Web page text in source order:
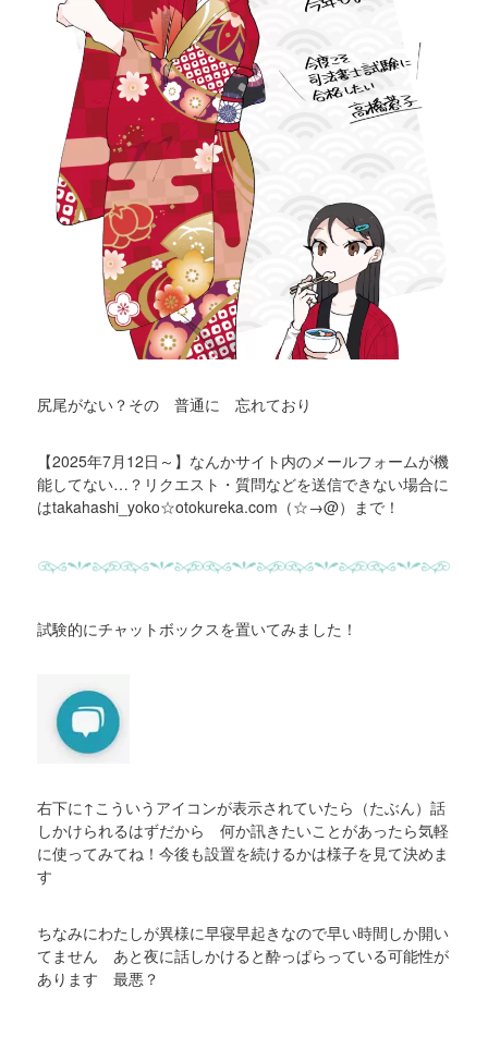
尻尾がない？その 普通に 忘れており
【2025年7月12日～】なんかサイト内のメールフォームが機
能してない…？リクエスト・質問などを送信できない場合に
はtakahashi_yoko☆otokureka.com（☆→@）まで！
試験的にチャットボックスを置いてみました！
右下に↑こういうアイコンが表示されていたら（たぶん）話
しかけられるはずだから 何か訊きたいことがあったら気軽
に使ってみてね！今後も設置を続けるかは様子を見て決めま
す
ちなみにわたしが異様に早寝早起きなので早い時間しか開い
てません あと夜に話しかけると酔っぱらっている可能性が
あります 最悪？